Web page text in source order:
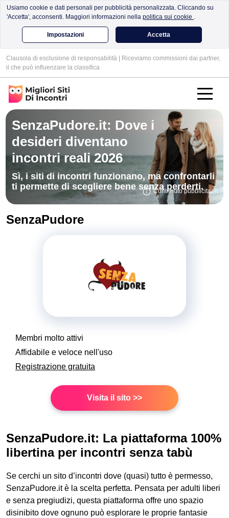
Usiamo cookie e dati personali per pubblicità personalizzata. Cliccando su
'Accetta', acconsenti. Maggiori informazioni nella politica sui cookie .
Impostazioni Accetta
Clausola di esclusione di responsabilità | Riceviamo commissioni dai partner,
il che può influenzare la classifica
SenzaPudore.it: Dove i
desideri diventano
incontri reali 2026
Sì, i siti di incontri funzionano, ma confrontarli
ti permette di scegliere bene senza perderti.
Contenuto pubblicitario
SenzaPudore
Membri molto attivi
Affidabile e veloce nell'uso
Registrazione gratuita
Visita il sito >>
SenzaPudore.it: La piattaforma 100%
libertina per incontri senza tabù
Se cerchi un sito d’incontri dove (quasi) tutto è permesso,
SenzaPudore.it è la scelta perfetta. Pensata per adulti liberi
e senza pregiudizi, questa piattaforma offre uno spazio
disinibito dove ognuno può esplorare le proprie fantasie